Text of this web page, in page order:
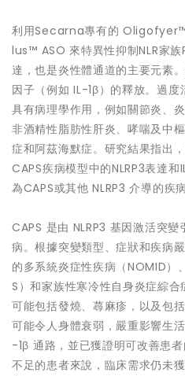
利用Secarna專有的 Oligofyer™
lus™ ASO 來特異性抑制NLR家
達，也是炎性體通道的主要元素
因子（例如 IL-1β）的釋放。過
具有病理學作用，例如關節炎、
非酒精性脂肪性肝炎、哮喘及中
症和阿茲海默症。研究結果指出
CAPS疾病模型中的NLRP3表達
為CAPS或其他 NLRP3 介導的疾
CAPS 是由 NLRP3 基因激活突
病。根據突變類型、症狀和疾病
的多系統炎症性疾病（NOMID
S）和家族性寒冷性自身炎症綜合
可能包括發燒、蕁麻疹，以及包
可能令人身體衰弱，嚴重影響生
-1β 通路，並已獲證明可改善患
不足的患者來說，臨床需求仍未